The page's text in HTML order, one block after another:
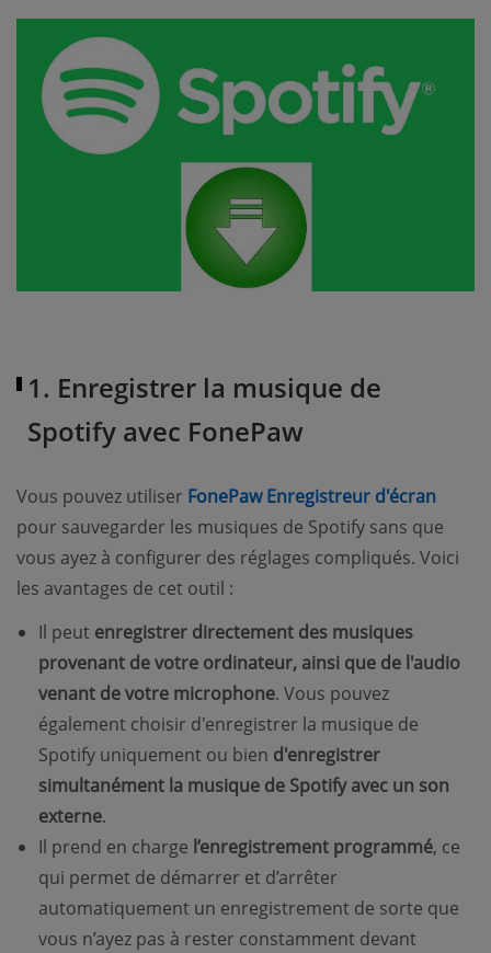
1. Enregistrer la musique de
Spotify avec FonePaw
Vous pouvez utiliser FonePaw Enregistreur d'écran
pour sauvegarder les musiques de Spotify sans que
vous ayez à configurer des réglages compliqués. Voici
les avantages de cet outil :
Il peut enregistrer directement des musiques
provenant de votre ordinateur, ainsi que de l'audio
venant de votre microphone. Vous pouvez
également choisir d'enregistrer la musique de
Spotify uniquement ou bien d'enregistrer
simultanément la musique de Spotify avec un son
externe.
Il prend en charge l’enregistrement programmé, ce
qui permet de démarrer et d’arrêter
automatiquement un enregistrement de sorte que
vous n’ayez pas à rester constamment devant